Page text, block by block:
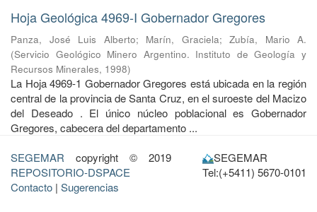
Hoja Geológica 4969-I Gobernador Gregores
Panza, José Luis Alberto; Marín, Graciela; Zubía, Mario A.
(Servicio Geológico Minero Argentino. Instituto de Geología y
Recursos Minerales, 1998)
La Hoja 4969-1 Gobernador Gregores está ubicada en la región
central de la provincia de Santa Cruz, en el suroeste del Macizo
del Deseado . El único núcleo poblacional es Gobernador
Gregores, cabecera del departamento ...
SEGEMAR copyright © 2019
REPOSITORIO-DSPACE
Contacto | Sugerencias
SEGEMAR
Tel:(+5411) 5670-0101